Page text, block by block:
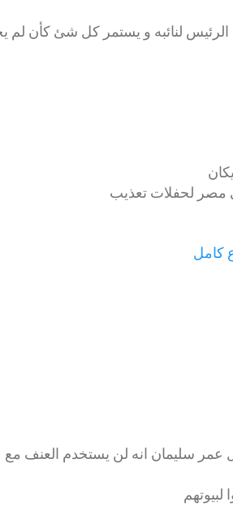
الرئيس لنائبه و يستمر كل شئ كأن لم
مصر لحفلات تعذيب
كامل
عمر سليمان انه لن يستخدم العنف مع